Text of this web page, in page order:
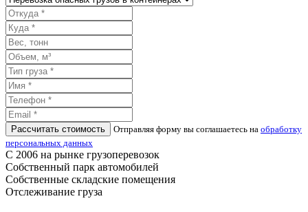
Рассчитать стоимость Отправляя форму вы соглашаетесь на обработку
персональных данных
С 2006 на рынке грузоперевозок
Собственный парк автомобилей
Собственные складские помещения
Отслеживание груза